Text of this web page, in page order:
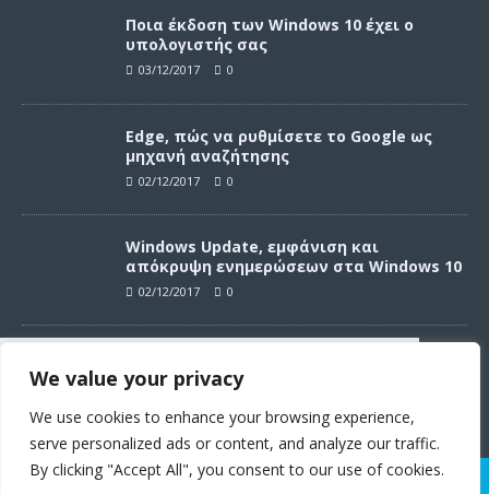
Συνεχίζοντας σε αυτό τον ιστότοπο
αποδέχεστε την χρήση των cookies
σύμφωνα με τους όρους χρήσης.
Όροι χρήσης
We value your privacy
We use cookies to enhance your browsing experience,
serve personalized ads or content, and analyze our traffic.
By clicking "Accept All", you consent to our use of cookies.
Ποια έκδοση των Windows 10 έχει ο
υπολογιστής σας
03/12/2017 0
Edge, πώς να ρυθμίσετε το Google ως
μηχανή αναζήτησης
02/12/2017 0
Windows Update, εμφάνιση και
απόκρυψη ενημερώσεων στα Windows 10
02/12/2017 0
ενημερώσεων στα Windows 10